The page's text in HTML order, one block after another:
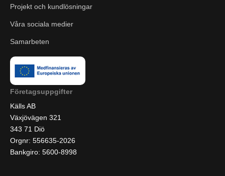
Projekt och kundlösningar
Våra sociala medier
Samarbeten
Företagsuppgifter
Källs AB
Växjövägen 321
343 71 Diö
Orgnr: 556635-2026
Bankgiro: 5600-8998